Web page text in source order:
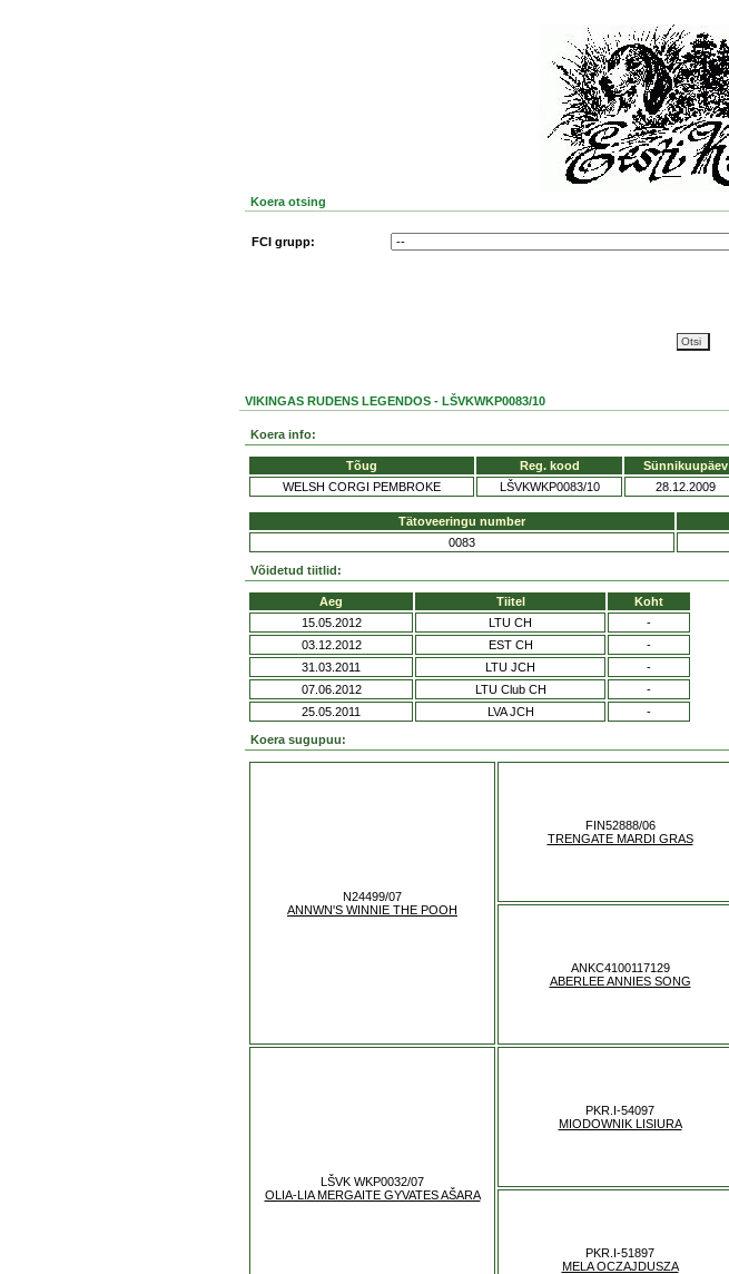
Koera otsing
FCI grupp:
VIKINGAS RUDENS LEGENDOS - LŠVKWKP0083/10
Koera info:
Tõug Reg. kood Sünnikuupäev
WELSH CORGI PEMBROKE
LŠVKWKP0083/10 28.12.2009
Tätoveeringu number
0083
Võidetud tiitlid:
Aeg Tiitel
Koht
15.05.2012
LTU CH
-
03.12.2012
EST CH
-
31.03.2011
LTU JCH
-
07.06.2012
LTU Club CH
-
25.05.2011
LVA JCH -
Koera sugupuu:
N24499/07
ANNWN'S WINNIE THE POOH
FIN52888/06
TRENGATE MARDI GRAS
ANKC4100117129
ABERLEE ANNIES SONG
LŠVK WKP0032/07
OLIA-LIA MERGAITE GYVATES AŠARA
PKR.I-54097
MIODOWNIK LISIURA
PKR.I-51897
MELA OCZAJDUSZA